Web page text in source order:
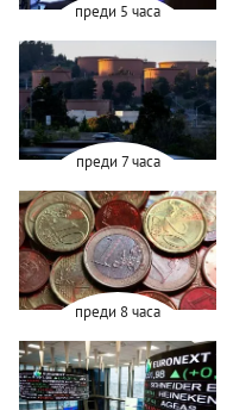
преди 5 часа
преди 7 часа
преди 8 часа